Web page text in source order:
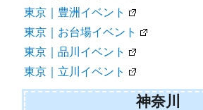
東京｜豊洲イベント
東京｜お台場イベント
東京｜品川イベント
東京｜立川イベント
神奈川